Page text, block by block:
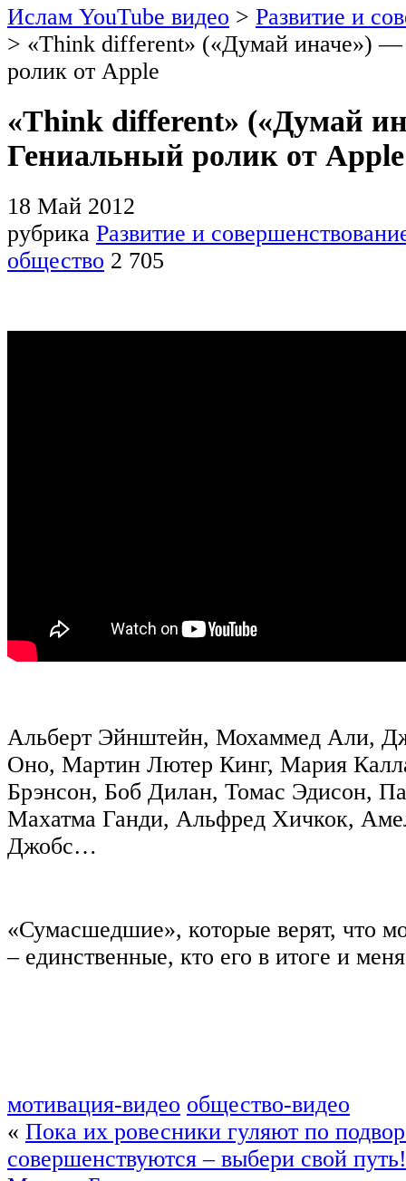
Ислам YouTube видео > Развитие и
> «Think different» («Думай иначе») —
ролик от Apple
«Think different» («Думай
Гениальный ролик от Apple
18 Май 2012
рубрика Развитие и
общество 2 705
Альберт Эйнштейн, Мохаммед Али,
Оно, Мартин Лютер Кинг, Мария
Брэнсон, Боб Дилан, Томас Эдисон,
Махатма Ганди, Альфред Хичкок,
Джобс…
«Сумасшедшие», которые верят, что
– единственные, кто его в итоге и
мотивация-видео общество-видео
« Пока их ровесники гуляют по
совершенствуются – выбери свой путь!